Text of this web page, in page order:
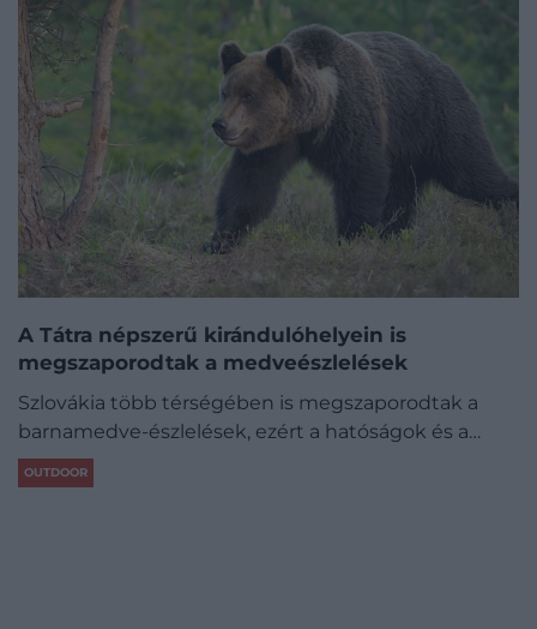
A Tátra népszerű kirándulóhelyein is
megszaporodtak a medveészlelések
Szlovákia több térségében is megszaporodtak a
barnamedve-észlelések, ezért a hatóságok és a…
OUTDOOR